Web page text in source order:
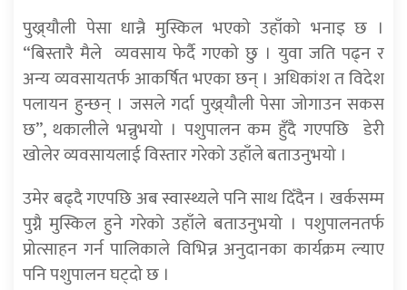
पुख्र्यौली पेसा धान्नै मुस्किल भएको उहाँको भनाइ छ ।
“बिस्तारै मैले व्यवसाय फेर्दै गएको छु । युवा जति पढ्न र
अन्य व्यवसायतर्फ आकर्षित भएका छन् । अधिकांश त विदेश
पलायन हुन्छन् । जसले गर्दा पुख्र्यौली पेसा जोगाउन सकस
छ”, थकालीले भन्नुभयो । पशुपालन कम हुँदै गएपछि डेरी
खोलेर व्यवसायलाई विस्तार गरेको उहाँले बताउनुभयो ।
उमेर बढ्दै गएपछि अब स्वास्थ्यले पनि साथ दिँदैन । खर्कसम्म
पुग्नै मुस्किल हुने गरेको उहाँले बताउनुभयो । पशुपालनतर्फ
प्रोत्साहन गर्न पालिकाले विभिन्न अनुदानका कार्यक्रम ल्याए
पनि पशुपालन घट्दो छ ।